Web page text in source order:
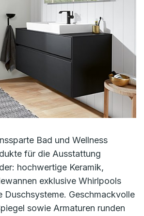
Bad und Wellness
für die Ausstattung
hochwertige Keramik,
exklusive Whirlpools
Duschsysteme. Geschmackvolle
sowie Armaturen runden